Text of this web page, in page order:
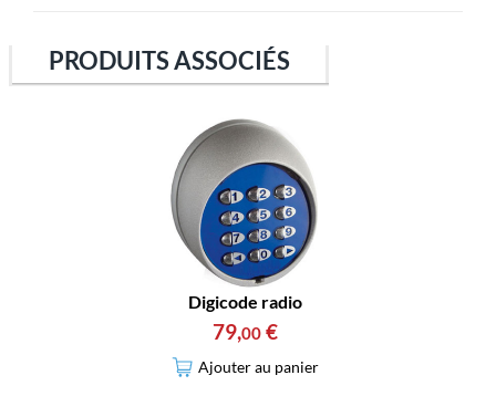
PRODUITS ASSOCIÉS
Digicode radio
79,00 €
Ajouter au panier